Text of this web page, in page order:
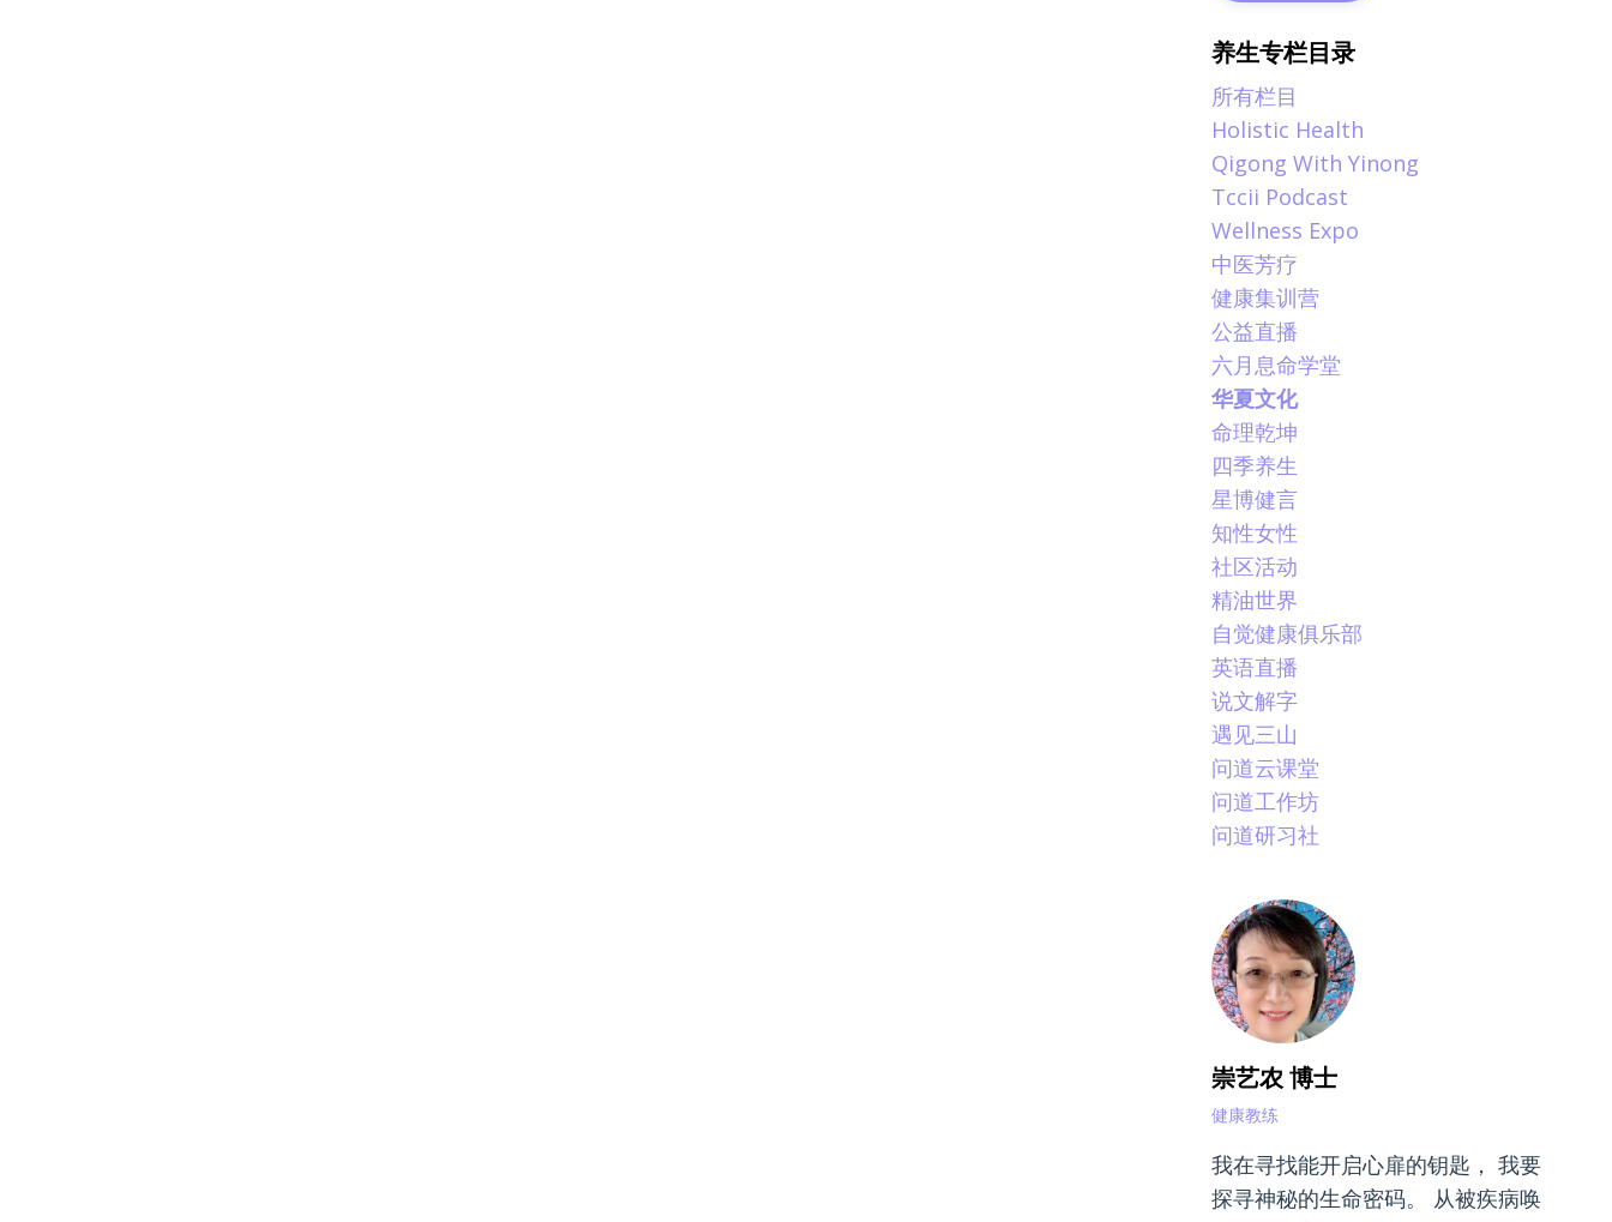
养生专栏目录
所有栏目
Holistic Health
Qigong With Yinong
Tccii Podcast
Wellness Expo
中医芳疗
健康集训营
公益直播
六月息命学堂
华夏文化
命理乾坤
四季养生
星博健言
知性女性
社区活动
精油世界
自觉健康俱乐部
英语直播
说文解字
遇见三山
问道云课堂
问道工作坊
问道研习社
崇艺农 博士
健康教练
我在寻找能开启心扉的钥匙， 我要
探寻神秘的生命密码。 从被疾病唤